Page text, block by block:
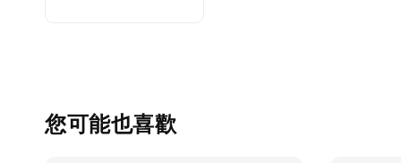
您可能也喜歡